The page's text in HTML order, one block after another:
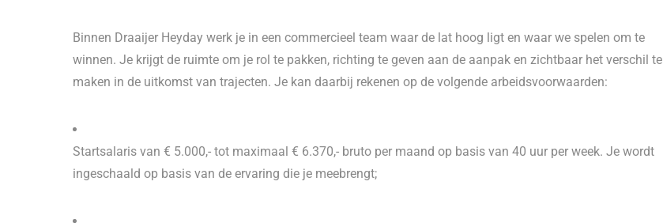
Binnen Draaijer Heyday werk je in een commercieel team waar de lat hoog ligt en waar we spelen om te
winnen. Je krijgt de ruimte om je rol te pakken, richting te geven aan de aanpak en zichtbaar het verschil te
maken in de uitkomst van trajecten. Je kan daarbij rekenen op de volgende arbeidsvoorwaarden:
Startsalaris van € 5.000,- tot maximaal € 6.370,- bruto per maand op basis van 40 uur per week. Je wordt
ingeschaald op basis van de ervaring die je meebrengt;